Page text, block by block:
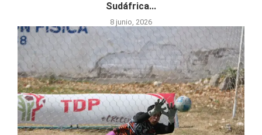
Sudáfrica...
8 junio, 2026